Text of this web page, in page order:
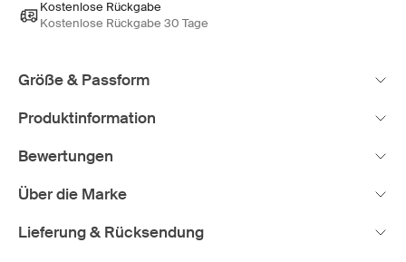
Kostenlose Rückgabe
Kostenlose Rückgabe 30 Tage
Größe & Passform
Produktinformation
Bewertungen
Über die Marke
Lieferung & Rücksendung